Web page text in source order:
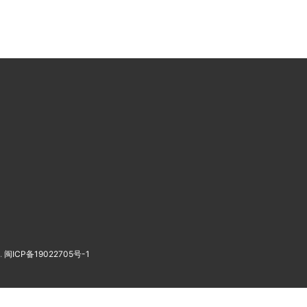
闽ICP备19022705号-1